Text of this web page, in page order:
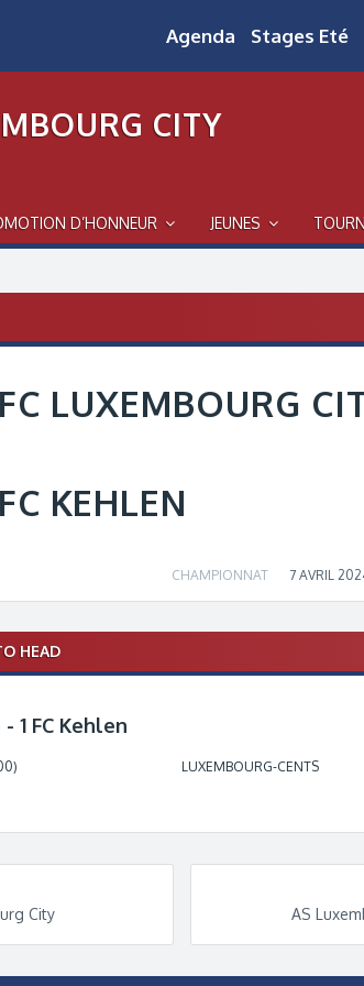
Agenda Stages Eté
CITY
D’HONNEUR JEUNES
FC LUXEMBOURG
FC KEHLEN
CHAMPIONNAT 7 AVRIL
HEAD
1 FC Kehlen
LUXEMBOURG-CENTS
City AS